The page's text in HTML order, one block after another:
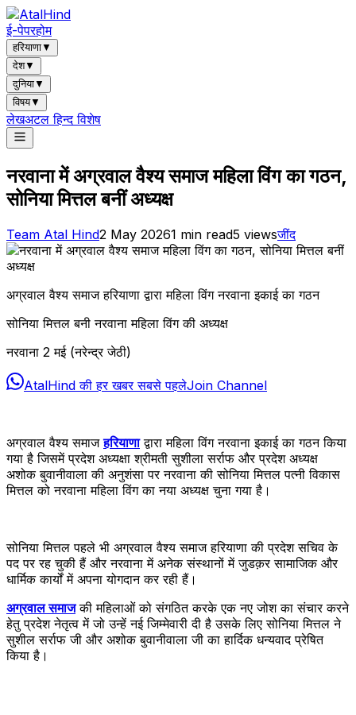
ई-पेपरहोम
हरियाणा▼
देश▼
दुनिया▼
विषय▼
लेखअटल हिन्द विशेष
नरवाना में अग्रवाल वैश्य समाज महिला विंग का गठन,
सोनिया मित्तल बनीं अध्यक्ष
Team Atal Hind2 May 20261 min read5 viewsजींद
अग्रवाल वैश्य समाज हरियाणा द्वारा महिला विंग नरवाना इकाई का गठन
सोनिया मित्तल बनी नरवाना महिला विंग की अध्यक्ष
नरवाना 2 मई (नरेन्द्र जेठी)
AtalHind की हर खबर सबसे पहलेJoin Channel
अग्रवाल वैश्य समाजहरियाणाद्वारा महिला विंग नरवाना इकाई का गठन किया
गया है जिसमें प्रदेश अध्यक्षा श्रीमती सुशीला सर्राफ और प्रदेश अध्यक्ष
अशोक बुवानीवाला की अनुशंसा पर नरवाना की सोनिया मित्तल पत्नी विकास
मित्तल को नरवाना महिला विंग का नया अध्यक्ष चुना गया है।
सोनिया मित्तल पहले भी अग्रवाल वैश्य समाज हरियाणा की प्रदेश सचिव के
पद पर रह चुकी हैं और नरवाना में अनेक संस्थानों में जुडक़र सामाजिक और
धार्मिक कार्यों में अपना योगदान कर रही हैं।
अग्रवाल समाजकी महिलाओं को संगठित करके एक नए जोश का संचार करने
हेतु प्रदेश नेतृत्व में जो उन्हें नई जिम्मेवारी दी है उसके लिए सोनिया मित्तल ने
सुशील सर्राफ जी और अशोक बुवानीवाला जी का हार्दिक धन्यवाद प्रेषित
किया है।